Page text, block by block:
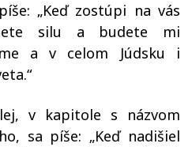
„Keď zostúpi na vás
silu a budete mi
a v celom Júdsku i
v kapitole s názvom
sa píše: „Keď nadišiel